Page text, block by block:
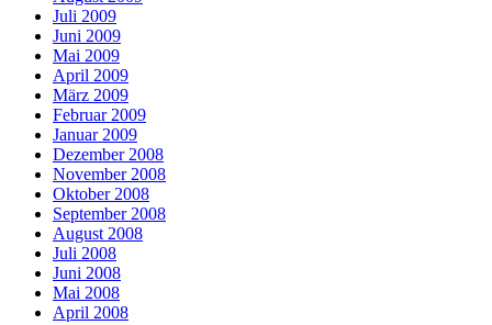
Juli 2009
Juni 2009
Mai 2009
April 2009
März 2009
Februar 2009
Januar 2009
Dezember 2008
November 2008
Oktober 2008
September 2008
August 2008
Juli 2008
Juni 2008
Mai 2008
April 2008